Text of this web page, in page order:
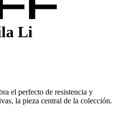
Li
el perfecto de resistencia y
la pieza central de la colección.